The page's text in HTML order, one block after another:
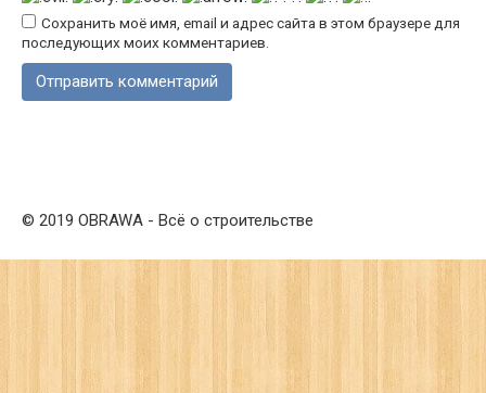
Сохранить моё имя, email и адрес сайта в этом браузере для
последующих моих комментариев.
© 2019 OBRAWA - Всё о строительстве